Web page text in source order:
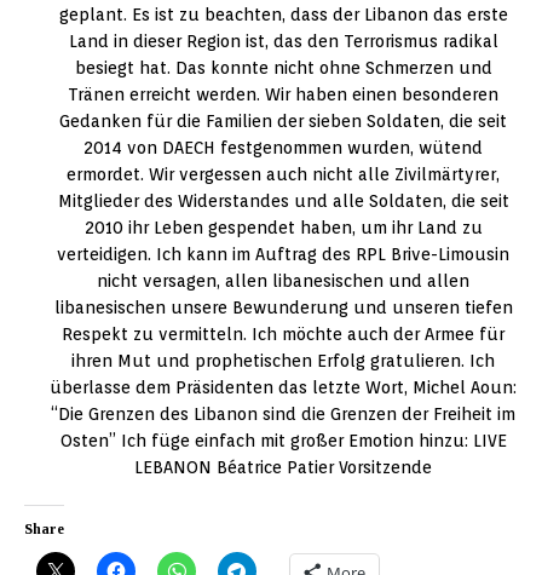
geplant. Es ist zu beachten, dass der Libanon das erste
Land in dieser Region ist, das den Terrorismus radikal
besiegt hat. Das konnte nicht ohne Schmerzen und
Tränen erreicht werden. Wir haben einen besonderen
Gedanken für die Familien der sieben Soldaten, die seit
2014 von DAECH festgenommen wurden, wütend
ermordet. Wir vergessen auch nicht alle Zivilmärtyrer,
Mitglieder des Widerstandes und alle Soldaten, die seit
2010 ihr Leben gespendet haben, um ihr Land zu
verteidigen. Ich kann im Auftrag des RPL Brive-Limousin
nicht versagen, allen libanesischen und allen
libanesischen unsere Bewunderung und unseren tiefen
Respekt zu vermitteln. Ich möchte auch der Armee für
ihren Mut und prophetischen Erfolg gratulieren. Ich
überlasse dem Präsidenten das letzte Wort, Michel Aoun:
“Die Grenzen des Libanon sind die Grenzen der Freiheit im
Osten” Ich füge einfach mit großer Emotion hinzu: LIVE
LEBANON Béatrice Patier Vorsitzende
Share